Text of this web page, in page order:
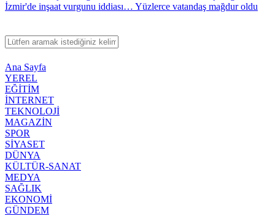
İzmir'de inşaat vurgunu iddiası… Yüzlerce vatandaş mağdur oldu
Ana Sayfa
YEREL
EĞİTİM
İNTERNET
TEKNOLOJİ
MAGAZİN
SPOR
SİYASET
DÜNYA
KÜLTÜR-SANAT
MEDYA
SAĞLIK
EKONOMİ
GÜNDEM